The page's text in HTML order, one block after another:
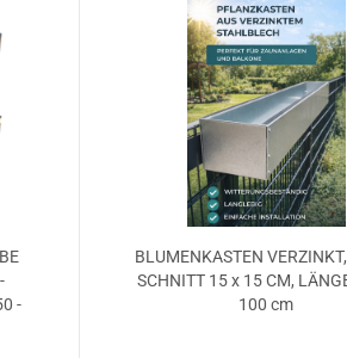
-
BLU­MEN­KAS­TEN
SCHNITT 15 x 15 CM,
100 cm